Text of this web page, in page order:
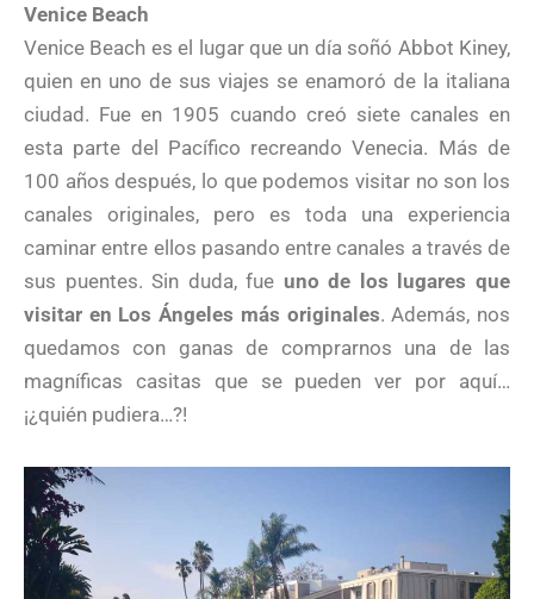
Venice Beach
Venice Beach es el lugar que un día soñó Abbot Kiney,
quien en uno de sus viajes se enamoró de la italiana
ciudad. Fue en 1905 cuando creó siete canales en
esta parte del Pacífico recreando Venecia. Más de
100 años después, lo que podemos visitar no son los
canales originales, pero es toda una experiencia
caminar entre ellos pasando entre canales a través de
sus puentes. Sin duda, fue uno de los lugares que
visitar en Los Ángeles más originales. Además, nos
quedamos con ganas de comprarnos una de las
magníficas casitas que se pueden ver por aquí…
¡¿quién pudiera…?!